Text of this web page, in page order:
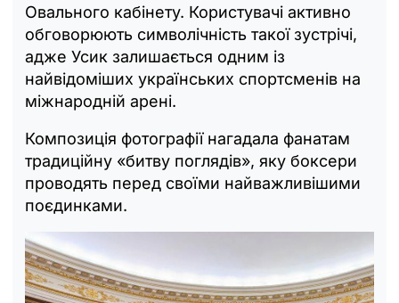
Овального кабінету. Користувачі активно
обговорюють символічність такої зустрічі,
адже Усик залишається одним із
найвідоміших українських спортсменів на
міжнародній арені.
Композиція фотографії нагадала фанатам
традиційну «битву поглядів», яку боксери
проводять перед своїми найважливішими
поєдинками.